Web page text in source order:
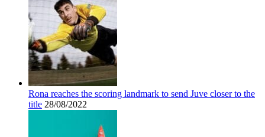
Rona reaches the scoring landmark to send Juve closer to the
title 28/08/2022